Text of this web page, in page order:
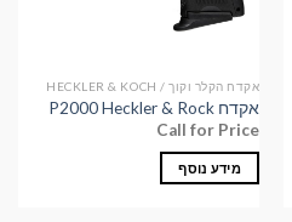
אקדח הקלר וקוך / HECKLER & KOCH
אקדח P2000 Heckler & Rock
Call for Price
מידע נוסף